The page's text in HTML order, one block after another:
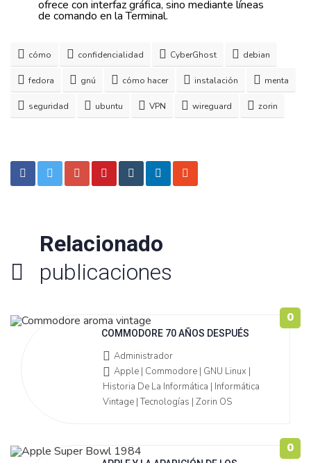
cómo confidencialidad CyberGhost debian
fedora gnú cómo hacer instalación menta
seguridad ubuntu VPN wireguard zorin
Relacionado
publicaciones
0
COMMODORE 70 AÑOS DESPUÉS
Administrador
Apple | Commodore | GNU Linux |
Historia De La Informática | Informática
Vintage | Tecnologías | Zorin OS
0